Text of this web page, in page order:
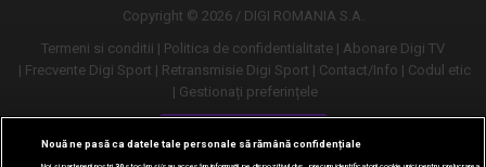
Copyright © 2026 / DIGI ROMANIA S.A.
Termeni si conditii
Politica de confidentialitate
Abonare Digi TV
Frecvente Digi Sport
Retransmisie Digi Sport Contact/Info
Codul etic
Gestionați preferințele
Versiune desktop
Nouă ne pasă ca datele tale personale să rămână confidențiale